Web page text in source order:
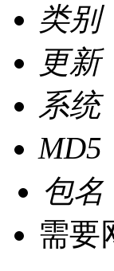
类别
更新
系统
MD5
包名
需要